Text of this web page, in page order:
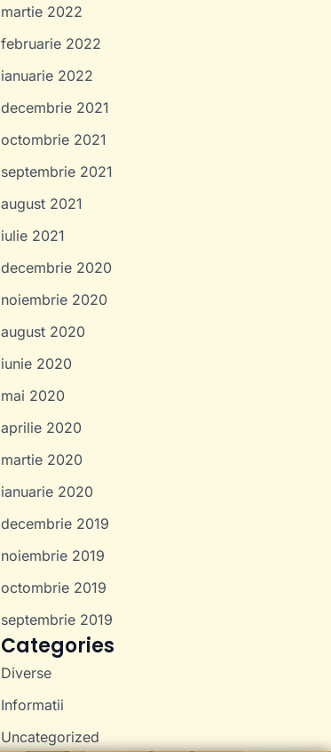
martie 2022
februarie 2022
ianuarie 2022
decembrie 2021
octombrie 2021
septembrie 2021
august 2021
iulie 2021
decembrie 2020
noiembrie 2020
august 2020
iunie 2020
mai 2020
aprilie 2020
martie 2020
ianuarie 2020
decembrie 2019
noiembrie 2019
octombrie 2019
septembrie 2019
Categories
Diverse
Informatii
Uncategorized